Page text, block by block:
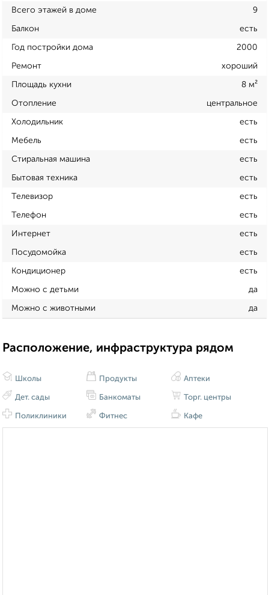
Всего этажей в доме 9
Балкон есть
Год постройки дома 2000
Ремонт хороший
Площадь кухни 8 м²
Отопление центральное
Холодильник есть
Мебель есть
Стиральная машина есть
Бытовая техника есть
Телевизор есть
Телефон есть
Интернет есть
Посудомойка есть
Кондиционер есть
Можно с детьми да
Можно с животными да
Расположение, инфраструктура рядом
Школы
Дет. сады
Поликлиники
Продукты
Банкоматы
Фитнес
Аптеки
Торг. центры
Кафе